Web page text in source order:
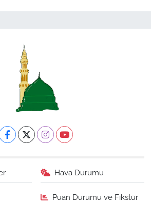
Hava Durumu
Puan Durumu ve Fikstür